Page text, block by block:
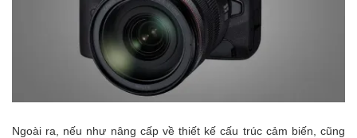
Ngoài ra, nếu như nâng cấp về thiết kế cấu trúc cảm biến, cũng